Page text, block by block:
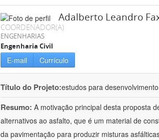
Adalberto Leandro
COORDENADOR(A)
ENGENHARIAS
Engenharia Civil
E-mail Currículo
Título do Projeto:estudos para
Resumo: A motivação principal desta proposta
alternativos ao asfalto, que é um material de
da pavimentação para produzir misturas